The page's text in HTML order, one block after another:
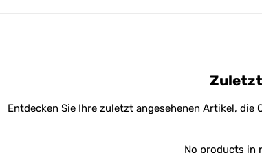
Entdecken Sie Ihre zuletzt angesehenen Artikel,
No products in